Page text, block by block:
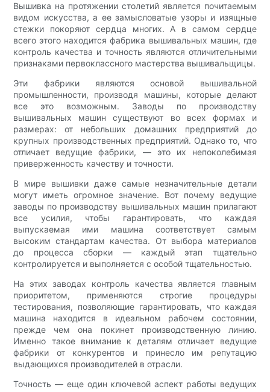
Вышивка на протяжении столетий является почитаемым
видом искусства, а ее замысловатые узоры и изящные
стежки покоряют сердца многих. А в самом сердце
всего этого находится фабрика вышивальных машин, где
контроль качества и точность являются отличительными
признаками первоклассного мастерства вышивальщицы.
Эти фабрики являются основой вышивальной
промышленности, производя машины, которые делают
все это возможным. Заводы по производству
вышивальных машин существуют во всех формах и
размерах: от небольших домашних предприятий до
крупных производственных предприятий. Однако то, что
отличает ведущие фабрики, — это их непоколебимая
приверженность качеству и точности.
В мире вышивки даже самые незначительные детали
могут иметь огромное значение. Вот почему ведущие
заводы по производству вышивальных машин прилагают
все усилия, чтобы гарантировать, что каждая
выпускаемая ими машина соответствует самым
высоким стандартам качества. От выбора материалов
до процесса сборки — каждый этап тщательно
контролируется и выполняется с особой тщательностью.
На этих заводах контроль качества является главным
приоритетом, применяются строгие процедуры
тестирования, позволяющие гарантировать, что каждая
машина находится в идеальном рабочем состоянии,
прежде чем она покинет производственную линию.
Именно такое внимание к деталям отличает ведущие
фабрики от конкурентов и принесло им репутацию
выдающихся производителей в отрасли.
Точность — еще один ключевой аспект работы ведущих